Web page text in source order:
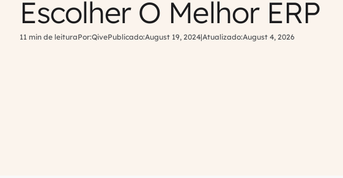
Escolher O Melhor ERP
11 min de leituraPor:QivePublicado:August 19, 2024|Atualizado:August 4, 2026